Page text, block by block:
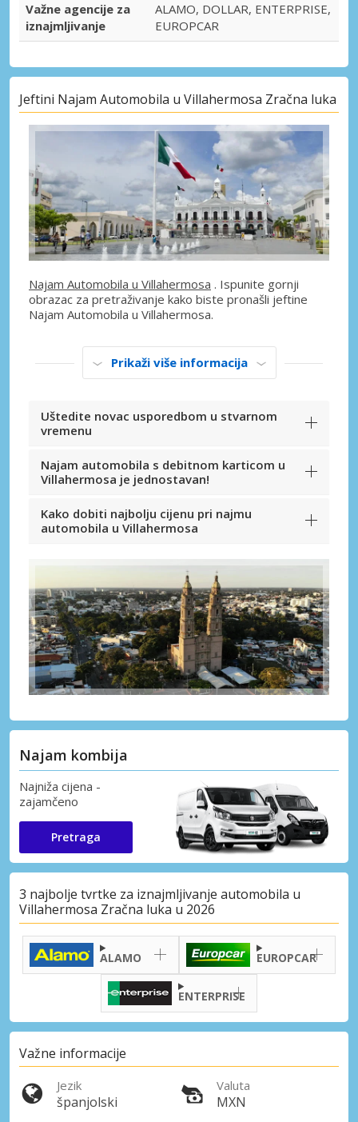
Važne agencije za
iznajmljivanje
ALAMO, DOLLAR, ENTERPRISE,
EUROPCAR
Jeftini Najam Automobila u Villahermosa Zračna luka
Najam Automobila u Villahermosa . Ispunite gornji
obrazac za pretraživanje kako biste pronašli jeftine
Najam Automobila u Villahermosa.
Prikaži više informacija
Uštedite novac usporedbom u stvarnom
vremenu
Najam automobila s debitnom karticom u
Villahermosa je jednostavan!
Kako dobiti najbolju cijenu pri najmu
automobila u Villahermosa
Najam kombija
Najniža cijena -
zajamčeno
Pretraga
3 najbolje tvrtke za iznajmljivanje automobila u
Villahermosa Zračna luka u 2026
ALAMO EUROPCAR
ENTERPRISE
Važne informacije
Jezik
španjolski
Valuta
MXN